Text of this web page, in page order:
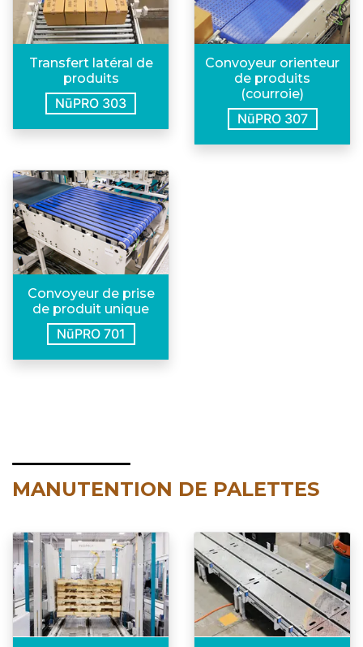
Transfert latéral de
produits
NūPRO 303
Convoyeur orienteur
de produits
(courroie)
NūPRO 307
Convoyeur de prise
de produit unique
NūPRO 701
MANUTENTION DE PALETTES